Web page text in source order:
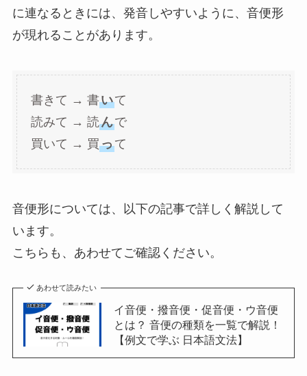
に連なるときには、発音しやすいように、音便形
が現れることがあります。
書きて → 書いて
読みて → 読んで
買いて → 買って
音便形については、以下の記事で詳しく解説して
います。
こちらも、あわせてご確認ください。
あわせて読みたい
イ音便・撥音便・促音便・ウ音便
とは？ 音便の種類を一覧で解説！
【例文で学ぶ 日本語文法】